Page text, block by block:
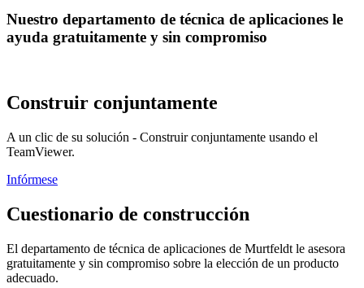
Nuestro departamento de técnica de aplicaciones le
ayuda gratuitamente y sin compromiso
Construir conjuntamente
A un clic de su solución - Construir conjuntamente usando el
TeamViewer.
Infórmese
Cuestionario de construcción
El departamento de técnica de aplicaciones de Murtfeldt le asesora
gratuitamente y sin compromiso sobre la elección de un producto
adecuado.